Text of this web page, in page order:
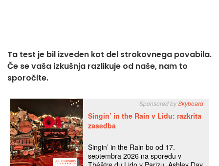
Ta test je bil izveden kot del strokovnega povabila.
Če se vaša izkušnja razlikuje od naše, nam to
sporočite.